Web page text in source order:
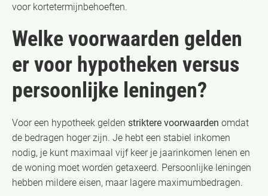
voor kortetermijnbehoeften.
Welke voorwaarden gelden
er voor hypotheken versus
persoonlijke leningen?
Voor een hypotheek gelden striktere voorwaarden omdat
de bedragen hoger zijn. Je hebt een stabiel inkomen
nodig, je kunt maximaal vijf keer je jaarinkomen lenen en
de woning moet worden getaxeerd. Persoonlijke leningen
hebben mildere eisen, maar lagere maximumbedragen.